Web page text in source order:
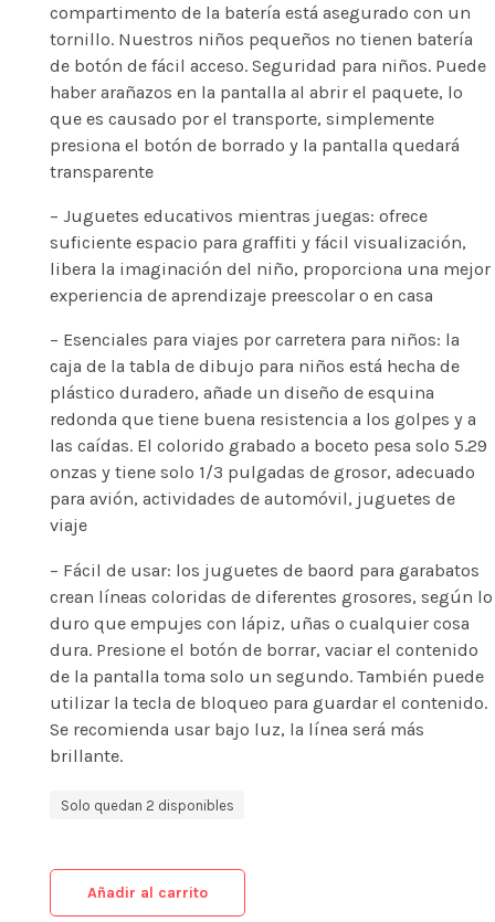
compartimento de la batería está asegurado con un
tornillo. Nuestros niños pequeños no tienen batería
de botón de fácil acceso. Seguridad para niños. Puede
haber arañazos en la pantalla al abrir el paquete, lo
que es causado por el transporte, simplemente
presiona el botón de borrado y la pantalla quedará
transparente
– Juguetes educativos mientras juegas: ofrece
suficiente espacio para graffiti y fácil visualización,
libera la imaginación del niño, proporciona una mejor
experiencia de aprendizaje preescolar o en casa
– Esenciales para viajes por carretera para niños: la
caja de la tabla de dibujo para niños está hecha de
plástico duradero, añade un diseño de esquina
redonda que tiene buena resistencia a los golpes y a
las caídas. El colorido grabado a boceto pesa solo 5.29
onzas y tiene solo 1/3 pulgadas de grosor, adecuado
para avión, actividades de automóvil, juguetes de
viaje
– Fácil de usar: los juguetes de baord para garabatos
crean líneas coloridas de diferentes grosores, según lo
duro que empujes con lápiz, uñas o cualquier cosa
dura. Presione el botón de borrar, vaciar el contenido
de la pantalla toma solo un segundo. También puede
utilizar la tecla de bloqueo para guardar el contenido.
Se recomienda usar bajo luz, la línea será más
brillante.
Solo quedan 2 disponibles
Añadir al carrito